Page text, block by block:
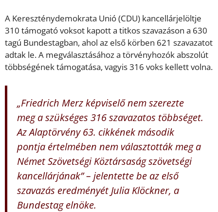
A Kereszténydemokrata Unió (CDU) kancellárjelöltje
310 támogató voksot kapott a titkos szavazáson a 630
tagú Bundestagban, ahol az első körben 621 szavazatot
adtak le. A megválasztásához a törvényhozók abszolút
többségének támogatása, vagyis 316 voks kellett volna.
„Friedrich Merz képviselő nem szerezte
meg a szükséges 316 szavazatos többséget.
Az Alaptörvény 63. cikkének második
pontja értelmében nem választották meg a
Német Szövetségi Köztársaság szövetségi
kancellárjának” – jelentette be az első
szavazás eredményét Julia Klöckner, a
Bundestag elnöke.